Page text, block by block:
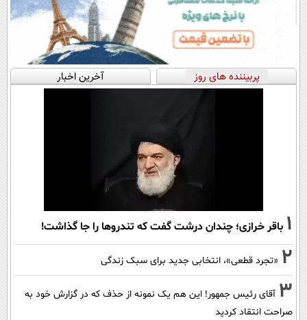
پربیننده های روز آخرین اخبار
1 باقر خرازی؛ چندان درشت گفت که تندروها را جا گذاشت!
2 «تجرد قطعی»، انتخابی جدید برای سبک زندگی
3 آقای رئیس جمهور! این هم یک نمونه از حذف که در گزارش خود به
صراحت انتقاد کردید